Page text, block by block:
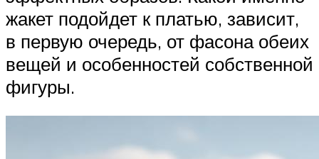
жакет подойдет к платью, зависит,
в первую очередь, от фасона обеих
вещей и особенностей собственной
фигуры.